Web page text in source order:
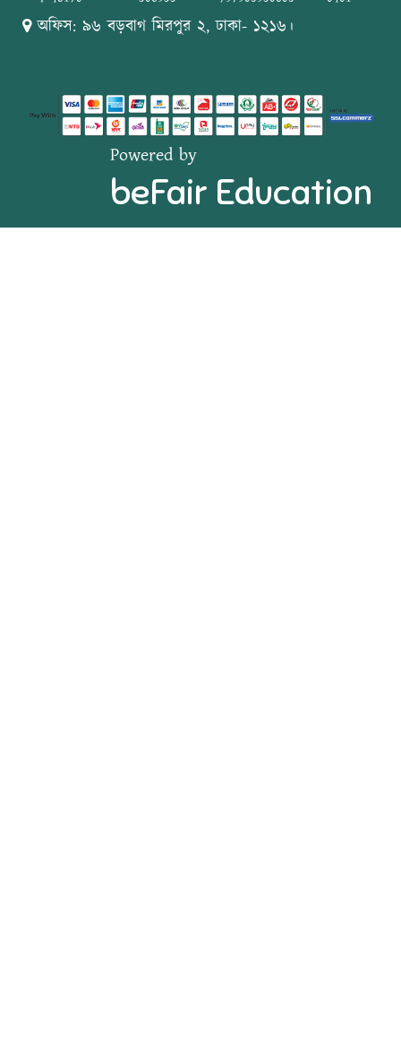
অফিস: ৯৬ বড়বাগ মিরপুর ২, ঢাকা- ১২১৬।
Powered by
beFair Education